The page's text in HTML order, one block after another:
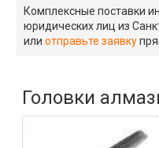
Комплексные поставки
юридических лиц из
илиотправьте заявку
Головки